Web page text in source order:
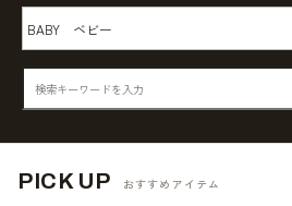
PICK UP おすすめアイテム